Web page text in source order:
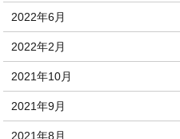
2022年6月
2022年2月
2021年10月
2021年9月
2021年8月